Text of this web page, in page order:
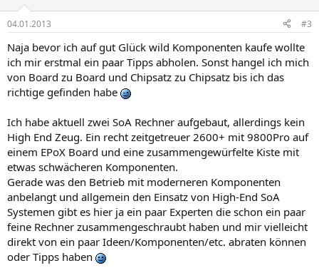
04.01.2013 #3
Naja bevor ich auf gut Glück wild Komponenten kaufe wollte
ich mir erstmal ein paar Tipps abholen. Sonst hangel ich mich
von Board zu Board und Chipsatz zu Chipsatz bis ich das
richtige gefinden habe
Ich habe aktuell zwei SoA Rechner aufgebaut, allerdings kein
High End Zeug. Ein recht zeitgetreuer 2600+ mit 9800Pro auf
einem EPoX Board und eine zusammengewürfelte Kiste mit
etwas schwächeren Komponenten.
Gerade was den Betrieb mit moderneren Komponenten
anbelangt und allgemein den Einsatz von High-End SoA
Systemen gibt es hier ja ein paar Experten die schon ein paar
feine Rechner zusammengeschraubt haben und mir vielleicht
direkt von ein paar Ideen/Komponenten/etc. abraten können
oder Tipps haben